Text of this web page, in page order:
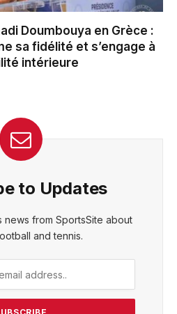
Doumbouya en Grèce :
sa fidélité et s’engage à
intérieure
to Updates
news from SportsSite about
and tennis.